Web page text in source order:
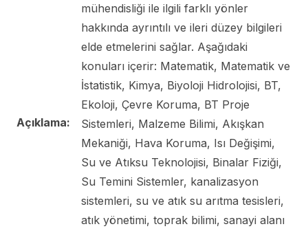
Açıklama:
mühendisliği ile ilgili farklı yönler
hakkında ayrıntılı ve ileri düzey bilgileri
elde etmelerini sağlar. Aşağıdaki
konuları içerir: Matematik, Matematik ve
İstatistik, Kimya, Biyoloji Hidrolojisi, BT,
Ekoloji, Çevre Koruma, BT Proje
Sistemleri, Malzeme Bilimi, Akışkan
Mekaniği, Hava Koruma, Isı Değişimi,
Su ve Atıksu Teknolojisi, Binalar Fiziği,
Su Temini Sistemler, kanalizasyon
sistemleri, su ve atık su arıtma tesisleri,
atık yönetimi, toprak bilimi, sanayi alanı